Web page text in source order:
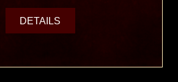
DETAILS